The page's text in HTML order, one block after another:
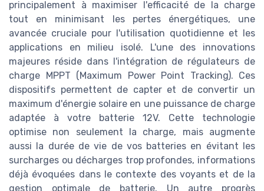
principalement à maximiser l'efficacité de la charge
tout en minimisant les pertes énergétiques, une
avancée cruciale pour l'utilisation quotidienne et les
applications en milieu isolé. L'une des innovations
majeures réside dans l'intégration de régulateurs de
charge MPPT (Maximum Power Point Tracking). Ces
dispositifs permettent de capter et de convertir un
maximum d'énergie solaire en une puissance de charge
adaptée à votre batterie 12V. Cette technologie
optimise non seulement la charge, mais augmente
aussi la durée de vie de vos batteries en évitant les
surcharges ou décharges trop profondes, informations
déjà évoquées dans le contexte des voyants et de la
gestion optimale de batterie. Un autre progrès